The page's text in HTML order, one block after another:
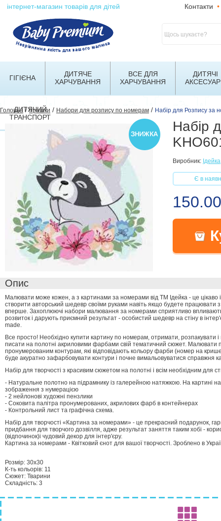
інтернет-магазин товарів для дітей Контакти •
ГІГІЄНА
ДИТЯЧЕ
ХАРЧУВАННЯ
ВСЕ ДЛЯ
ХАРЧУВАННЯ
ДИТЯЧІ
ДИТЯЧИЙ
ТРАНСПОРТ
Головна/Іграшки / Набори для розпису по номерам / Набір для Розпису за
Набір
Виробник: Ідейка
Є в
Опис
Малювати може кожен, а з картинами за номерами від ТМ Ідейка - це
створити авторський шедевр своїми руками навіть якщо будете працювати
вперше. Захоплюючі набори малювання за номерами сприятливо
розвиток і дарують приємний результат - особистий шедевр на стіну в
made.
Все просто! Необхідно купити картину по номерам, отримати, розпакувати
писати на полотні акриловими фарбами свій тематичний сюжет. Малювати
пронумерованим контурам, які відповідають кольору фарби (номер на
буде акуратно зафарбовувати контури і почне вимальовуватися справжня
Набір для творчості з красивим сюжетом на полотні і всім необхідним для
- Натуральне полотно на підрамнику із галерейною натяжкою. На картині
зображення з нумерацією
- 2 нейлонові художні пензлики
- Соковита палітра пронумерованих, акрилових фарб в контейнерах
- Контрольний лист та графічна схема.
Набір для творчості «Картина за номерами» - це прекрасний подарунок,
придбання для творчого дозвілля, адже результат заняття таким хобі -
(відпочинок)і чудовий декор для інтер'єру.
Картина за номерами - Квітковий єнот для вашої творчості. Зроблено в
Розмір: 30х30
К-ть кольорiв: 11
Сюжет: Тварини
Складність: 3